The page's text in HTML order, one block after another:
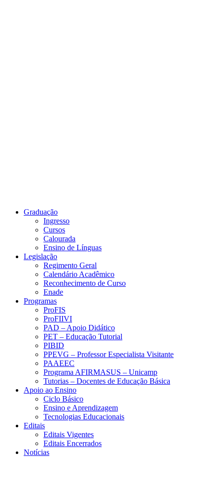
Graduação
Ingresso
Cursos
Calourada
Ensino de Línguas
Legislação
Regimento Geral
Calendário Acadêmico
Reconhecimento de Curso
Enade
Programas
ProFIS
ProFIIVI
PAD – Apoio Didático
PET – Educação Tutorial
PIBID
PPEVG – Professor Especialista Visitante
PAAEEC
Programa AFIRMASUS – Unicamp
Tutorias – Docentes de Educação Básica
Apoio ao Ensino
Ciclo Básico
Ensino e Aprendizagem
Tecnologias Educacionais
Editais
Editais Vigentes
Editais Encerrados
Notícias